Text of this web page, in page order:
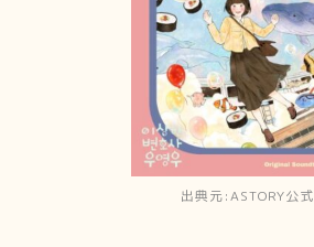
出典元:ASTORY公式